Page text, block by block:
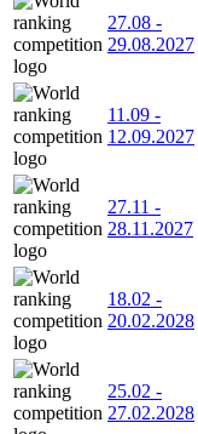
27.08 -
29.08.2027
11.09 -
12.09.2027
27.11 -
28.11.2027
18.02 -
20.02.2028
25.02 -
27.02.2028